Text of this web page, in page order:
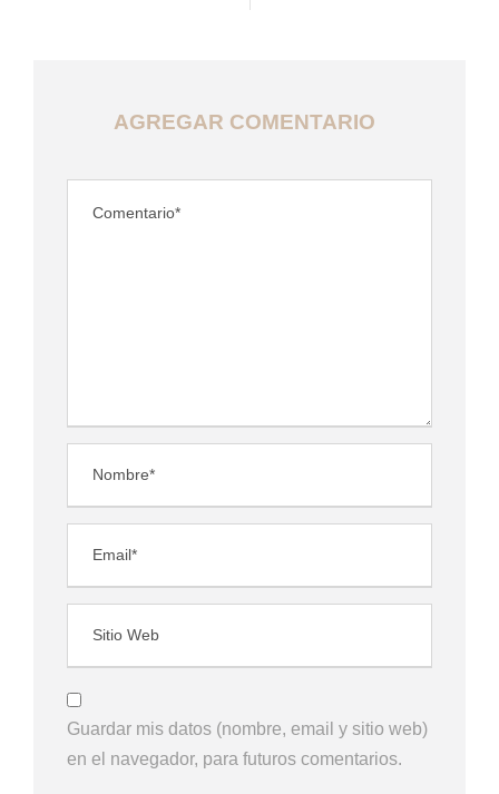
AGREGAR COMENTARIO
Guardar mis datos (nombre, email y sitio web)
en el navegador, para futuros comentarios.